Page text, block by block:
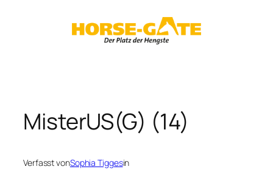
MisterUS(G) (14)
Verfasst vonSophia Tiggesin